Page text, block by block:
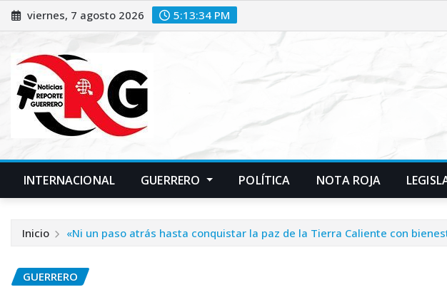
Saltar
al
viernes, 7 agosto 2026 5:13:35 PM
INTERNACIONAL GUERRERO POLÍTICA NOTA ROJA
Inicio «Ni un paso atrás hasta conquistar la paz de la Tierra Caliente con
GUERRERO